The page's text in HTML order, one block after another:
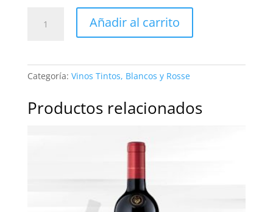
Enemigo
2019
750ml
Añadir al carrito
Categoría: Vinos Tintos, Blancos y Rosse
Productos relacionados